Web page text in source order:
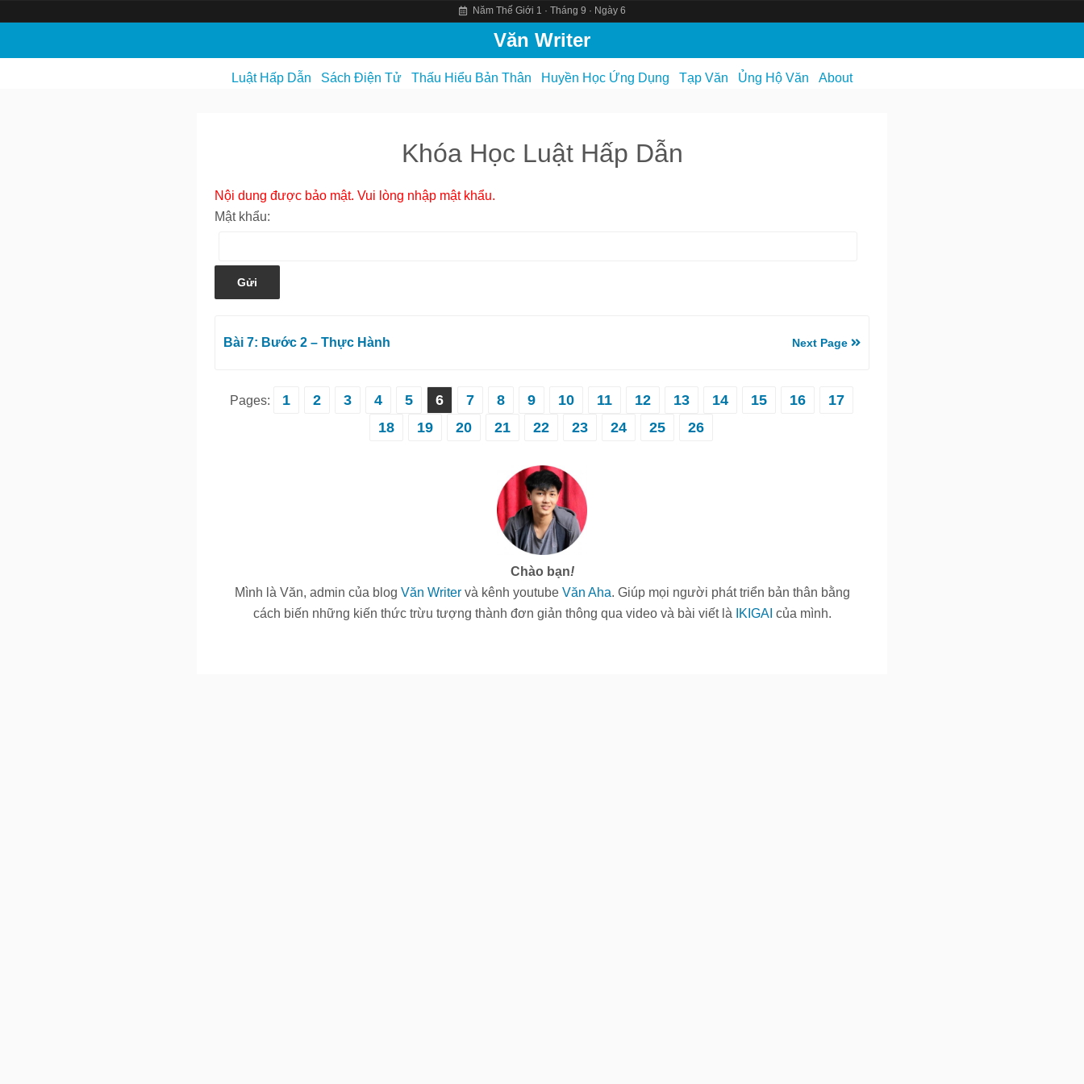
Năm Thế Giới 1 · Tháng 9 · Ngày 6
Văn Writer
Luật Hấp Dẫn Sách Điện Tử Thấu Hiểu Bản Thân Huyền Học Ứng Dụng Tạp Văn Ủng Hộ Văn About
Khóa Học Luật Hấp Dẫn
Nội dung được bảo mật. Vui lòng nhập mật khẩu.
Mật khẩu:
Bài 7: Bước 2 – Thực Hành Next Page
Pages: 1 2 3 4 5 6 7 8 9 10 11 12 13 14 15 16
17
18
19 20 21 22 23 24 25 26
Chào bạn!
Mình là Văn, admin của blog Văn Writervà kênh youtube Văn Aha. Giúp mọi người phát triển bản thân bằng
cách biến những kiến thức trừu tượng thành đơn giản thông qua video và bài viết là
IKIGAI của mình.